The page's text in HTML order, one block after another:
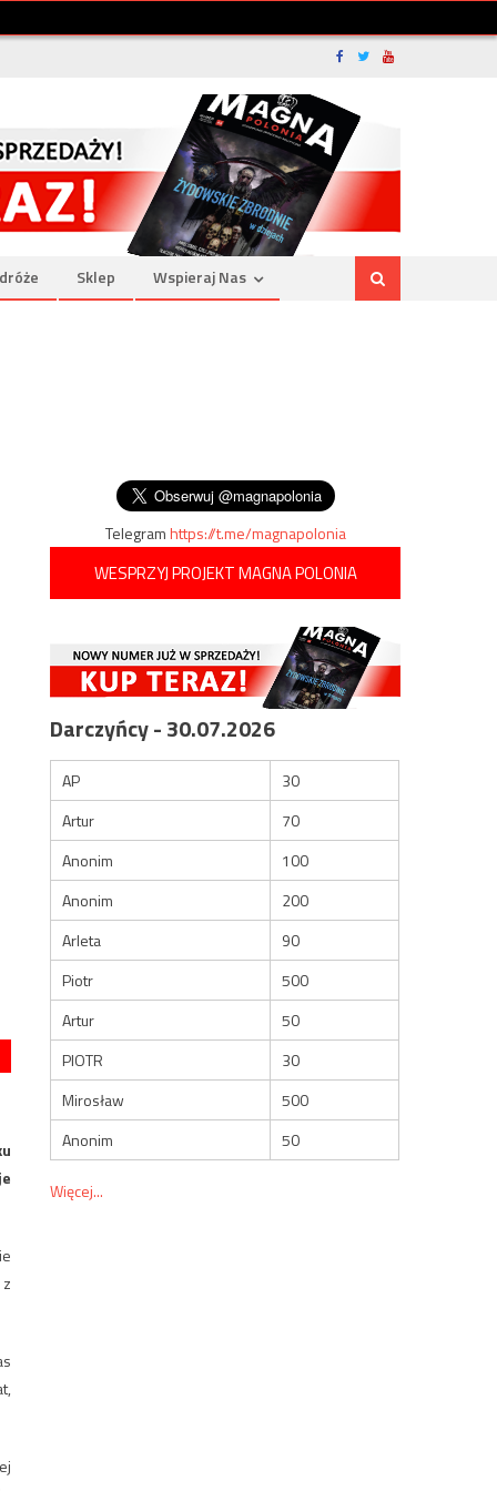
Sklep Wspieraj Nas
Telegramhttps://t.me/magnapolonia
WESPRZYJ PROJEKT MAGNA POLONIA
Darczyńcy - 30.07.2026
AP
30
Artur
70
Anonim
100
Anonim
200
Arleta
90
Piotr
500
Artur
50
PIOTR
30
Mirosław
500
Anonim
50
Więcej...